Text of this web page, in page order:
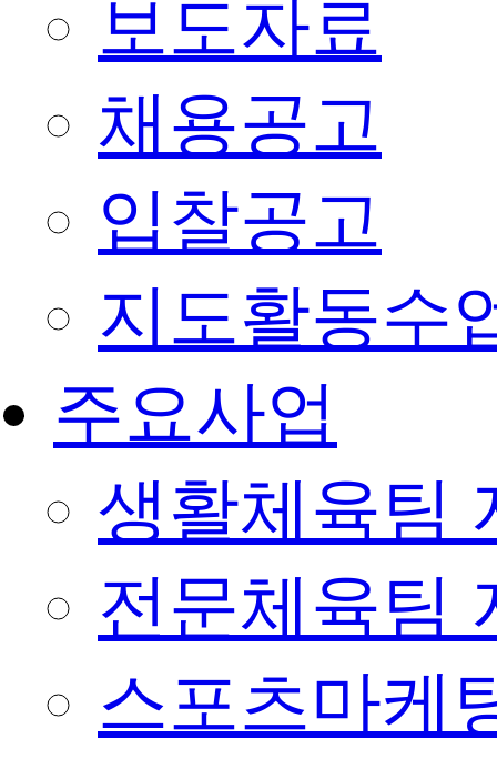
보도자료
채용공고
입찰공고
지도활동수
주요사업
생활체육팀
전문체육팀
스포츠마케